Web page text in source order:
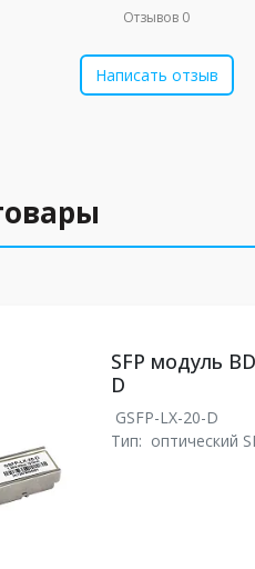
Отзывов 0
Написать отзыв
SFP модуль
D
GSFP-LX-20-D
Тип: оптический